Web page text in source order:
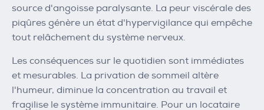
source d'angoisse paralysante. La peur viscérale des
piqûres génère un état d'hypervigilance qui empêche
tout relâchement du système nerveux.
Les conséquences sur le quotidien sont immédiates
et mesurables. La privation de sommeil altère
l'humeur, diminue la concentration au travail et
fragilise le système immunitaire. Pour un locataire